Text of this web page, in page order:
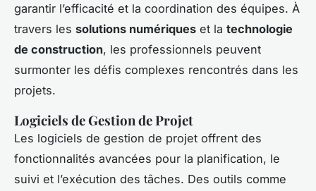
garantir l’efficacité et la coordination des équipes. À
travers les solutions numériques et la technologie
de construction, les professionnels peuvent
surmonter les défis complexes rencontrés dans les
projets.
Logiciels de Gestion de Projet
Les logiciels de gestion de projet offrent des
fonctionnalités avancées pour la planification, le
suivi et l’exécution des tâches. Des outils comme